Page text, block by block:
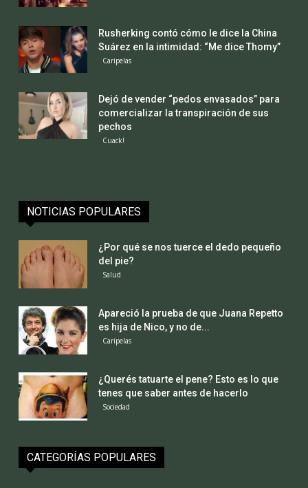
Rusherking contó cómo le dice la China
Suárez en la intimidad: “Me dice Thomy”
Caripelas
Dejó de vender “pedos envasados” para
comercializar la transpiración de sus
pechos
Cuack!
NOTICIAS POPULARES
¿Por qué se nos tuerce el dedo pequeño
del pie?
Salud
Apareció la prueba de que Juana Repetto
es hija de Nico, y no de...
Caripelas
¿Querés tatuarte el pene? Esto es lo que
tenes que saber antes de hacerlo
Sociedad
CATEGORÍAS POPULARES